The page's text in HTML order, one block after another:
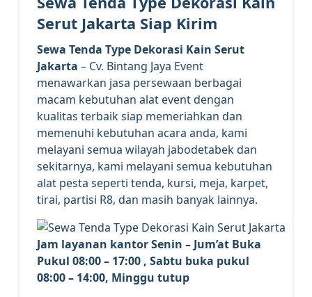
Serut Jakarta Siap Kirim
Sewa Tenda Type Dekorasi Kain Serut
Jakarta – Cv. Bintang Jaya Event
menawarkan jasa persewaan berbagai
macam kebutuhan alat event dengan
kualitas terbaik siap memeriahkan dan
memenuhi kebutuhan acara anda, kami
melayani semua wilayah jabodetabek dan
sekitarnya, kami melayani semua kebutuhan
alat pesta seperti tenda, kursi, meja, karpet,
tirai, partisi R8, dan masih banyak lainnya.
Jam layanan kantor Senin – Jum’at Buka
Pukul 08:00 – 17:00 , Sabtu buka pukul
08:00 – 14:00, Minggu tutup